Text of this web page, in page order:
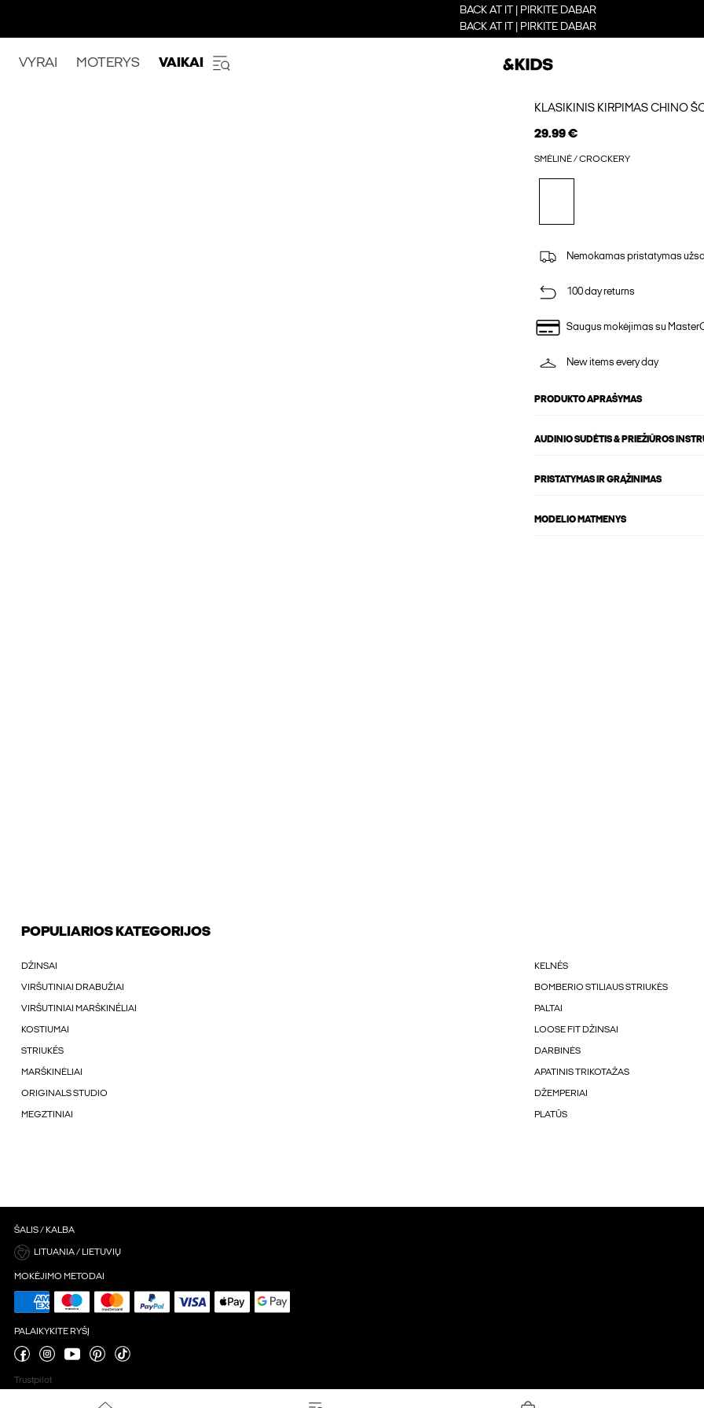
BACK AT IT | PIRKITE DABAR
BACK AT IT | PIRKITE DABAR
VYRAI MOTERYS VAIKAI
KLASIKINIS KIRPIMAS CHINO
29.99 €
SMĖLINĖ / CROCKERY
Nemokamas pristatymas
100 day returns
Saugus mokėjimas su
New items every day
PRODUKTO APRAŠYMAS
AUDINIO SUDĖTIS & PRIEŽIŪROS
PRISTATYMAS IR GRĄŽINIMAS
MODELIO MATMENYS
POPULIARIOS KATEGORIJOS
DŽINSAI KELNÉS
VIRŠUTINIAI DRABUŽIAI BOMBERIO STILIAUS STRIUKĖS
VIRŠUTINIAI MARŠKINÉLIAI PALTAI
KOSTIUMAI LOOSE FIT DŽINSAI
STRIUKÉS DARBINĖS
MARŠKINĖLIAI APATINIS TRIKOTAŽAS
ORIGINALS STUDIO DŽEMPERIAI
MEGZTINIAI PLATŪS
ŠALIS / KALBA
LITUANIA / LIETUVIŲ
MOKĖJIMO METODAI
PALAIKYKITE RYŠĮ
Trustpilot